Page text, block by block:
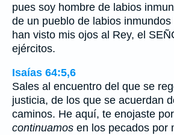
pues soy hombre de labios
de un pueblo de labios
han visto mis ojos al Rey, el
ejércitos.
Isaías 64:5,6
Sales al encuentro del que se
justicia, de los que se acuerdan
caminos. He aquí, te enojaste
continuamos en los pecados por